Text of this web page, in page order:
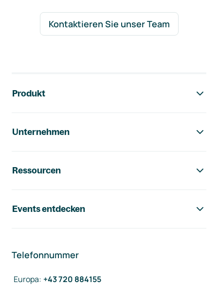
Kontaktieren Sie unser Team
Produkt
Unternehmen
Ressourcen
Events entdecken
Telefonnummer
Europa: +43 720 884155